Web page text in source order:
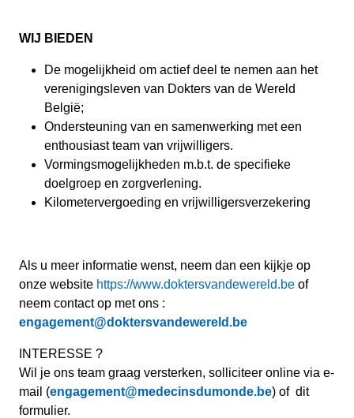
WIJ BIEDEN
De mogelijkheid om actief deel te nemen aan het
verenigingsleven van Dokters van de Wereld
België;
Ondersteuning van en samenwerking met een
enthousiast team van vrijwilligers.
Vormingsmogelijkheden m.b.t. de specifieke
doelgroep en zorgverlening.
Kilometervergoeding en vrijwilligersverzekering
Als u meer informatie wenst, neem dan een kijkje op
onze website https://www.doktersvandewereld.be of
neem contact op met ons :
engagement@doktersvandewereld.be
INTERESSE ?
Wil je ons team graag versterken, solliciteer online via e-
mail (engagement@medecinsdumonde.be) of dit
formulier.